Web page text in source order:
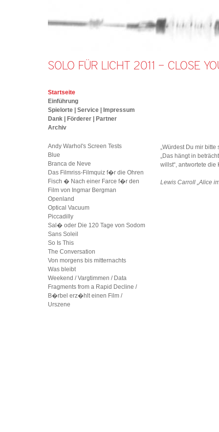
SOLO FÜR LICHT 2011 — CLOSE
Startseite
Einführung
Spielorte | Service | Impressum
Dank | Förderer | Partner
Archiv
Andy Warhol's Screen Tests
Blue
Branca de Neve
Das Filmriss-Filmquiz f�r die Ohren
Fisch � Nach einer Farce f�r den
Film von Ingmar Bergman
Openland
Optical Vacuum
Piccadilly
Sal� oder Die 120 Tage von Sodom
Sans Soleil
So Is This
The Conversation
Von morgens bis mitternachts
Was bleibt
Weekend / Vargtimmen / Data
Fragments from a Rapid Decline /
B�rbel erz�hlt einen Film /
Urszene
„Würdest Du mir
„Das hängt in
willst“, antwortete die
Lewis Carroll „Alice